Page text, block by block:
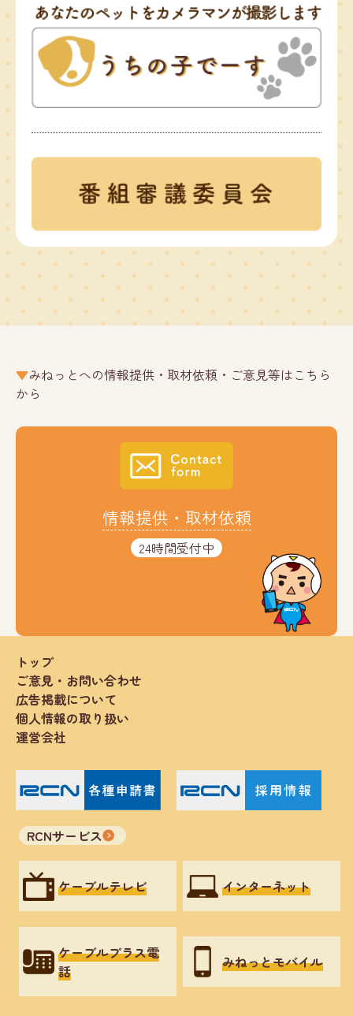
みねっとへの情報提供・取材依頼・ご意見等はこちら
から
情報提供・取材依頼
24時間受付中
トップ
ご意見・お問い合わせ
広告掲載について
個人情報の取り扱い
運営会社
RCNサービス
ケーブルテレビ インターネット
ケーブルプラス電
話
みねっとモバイル